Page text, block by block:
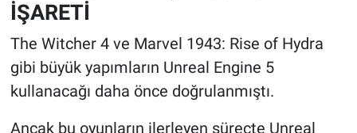
İŞARETİ
The Witcher 4 ve Marvel 1943: Rise of Hydra
gibi büyük yapımların Unreal Engine 5
kullanacağı daha önce doğrulanmıştı.
Ancak bu oyunların ilerleyen süreçte Unreal